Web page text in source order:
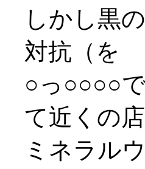
しかし黒
対抗（を
○っ○○○○
て近くの店
ミネラル